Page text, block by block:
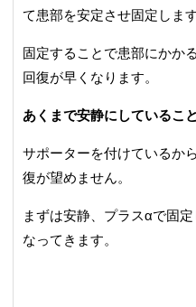
て患部を安定させ固定します
固定することで患部にかか
回復が早くなります。
あくまで安静にしているこ
サポーターを付けているか
復が望めません。
まずは安静、プラスαで固
なってきます。